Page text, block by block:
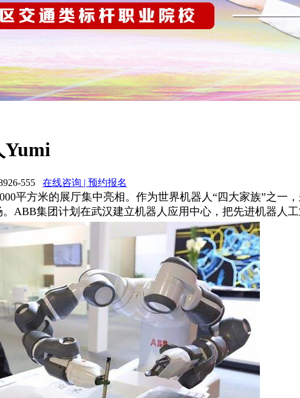
Yumi
555 在线咨询 | 预约报名
平方米的展厅集中亮相。作为世界机器人“四大家族”之一
ABB集团计划在武汉建立机器人应用中心，把先进机器人工